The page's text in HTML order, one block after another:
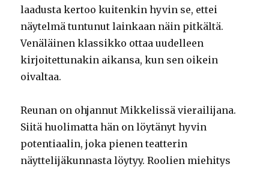
laadusta kertoo kuitenkin hyvin se, ettei
näytelmä tuntunut lainkaan näin pitkältä.
Venäläinen klassikko ottaa uudelleen
kirjoitettunakin aikansa, kun sen oikein
oivaltaa.
Reunan on ohjannut Mikkelissä vierailijana.
Siitä huolimatta hän on löytänyt hyvin
potentiaalin, joka pienen teatterin
näyttelijäkunnasta löytyy. Roolien miehitys